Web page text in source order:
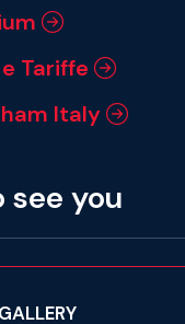
Tariffe
Italy
see you